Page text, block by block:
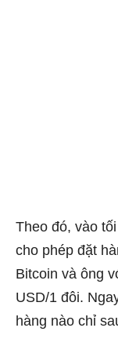
Theo đó, vào
cho phép đặt
Bitcoin và ông
USD/1 đôi.
hàng nào chỉ